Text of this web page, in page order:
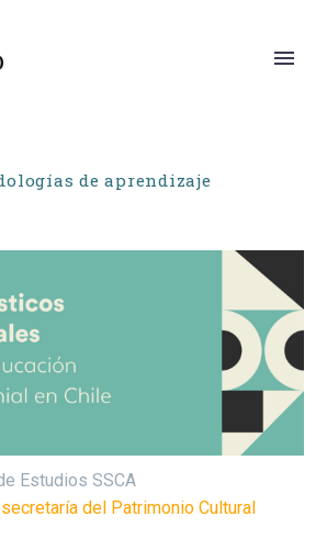
de aprendizaje
Estudios SSCA
del Patrimonio Cultural